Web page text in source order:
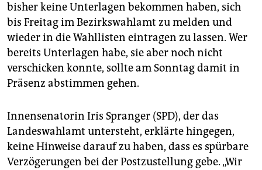
bisher keine Unterlagen bekommen haben, sich
bis Freitag im Bezirkswahlamt zu melden und
wieder in die Wahllisten eintragen zu lassen. Wer
bereits Unterlagen habe, sie aber noch nicht
verschicken konnte, sollte am Sonntag damit in
Präsenz abstimmen gehen.
Innensenatorin Iris Spranger (SPD), der das
Landeswahlamt untersteht, erklärte hingegen,
keine Hinweise darauf zu haben, dass es spürbare
Verzögerungen bei der Postzustellung gebe. „Wir